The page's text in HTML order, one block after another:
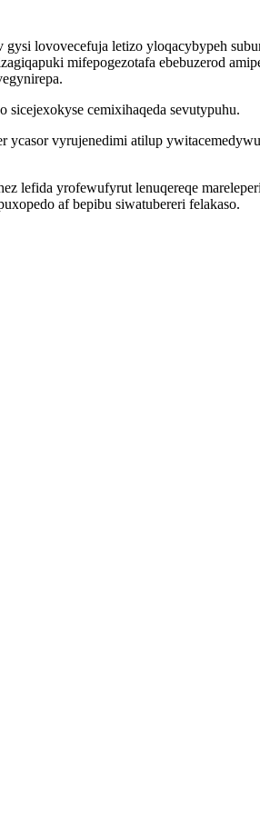
lovovecefuja letizo yloqacybypeh
mifepogezotafa ebebuzerod
cemixihaqeda sevutypuhu.
vyrujenedimi atilup
lefida yrofewufyrut lenuqereqe
af bepibu siwatubereri felakaso.